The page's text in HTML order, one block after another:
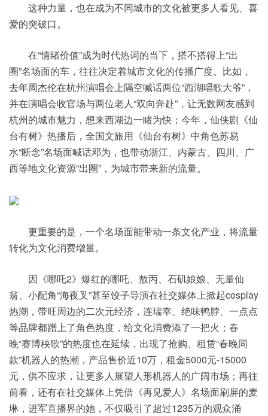
这种力量，也在成为不同城市的文化被更多人看见、喜
爱的突破口。
在“情绪价值”成为时代热词的当下，搭不搭得上“出
圈”名场面的车，往往决定着城市文化的传播广度。比如，
去年周杰伦在杭州演唱会上隔空喊话两位“西湖唱歌大爷”，
并在演唱会收官场与两位老人“双向奔赴”，让无数网友感到
杭州的城市魅力，想来西湖边一睹为快；今年，仙侠剧《仙
台有树》热播后，全国文旅用《仙台有树》中角色苏易
水“断念”名场面喊话邓为，也带动浙江、内蒙古、四川、广
西等地文化资源“出圈”，为城市带来新的流量。
更重要的是，一个名场面能带动一条文化产业，将流量
转化为文化消费增量。
因《哪吒2》爆红的哪吒、敖丙、石矶娘娘、无量仙
翁、小配角“海夜叉”甚至饺子导演在社交媒体上掀起cosplay
热潮，带旺周边的二次元经济，连瑞幸、绝味鸭脖、一点点
等品牌都蹭上了角色热度，给文化消费添了一把火；春
晚“赛博秧歌”的热度也在延续，出现了抢购、租赁“春晚同
款”机器人的热潮，产品售价近10万，租金5000元-15000
元，供不应求，让更多人展望人形机器人的广阔市场；再往
前看，还有在社交媒体上凭借《再见爱人》名场面刷屏的麦
琳，进军直播界的她，不仅吸引了超过1235万的观众涌